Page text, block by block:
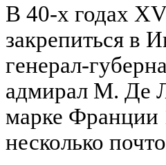
В 40-х годах
закрепиться в
генерал-
адмирал М. Де
марке Франции
несколько